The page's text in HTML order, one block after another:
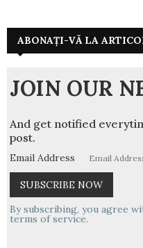
ABONAȚI-VĂ LA
JOIN OUR
And get notified
post.
Email Address
By subscribing, you agree
terms of service.